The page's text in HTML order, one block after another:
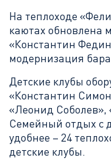
На теплоходе
каютах обновлена
«Константин
модернизация
Детские клубы
«Константин
«Леонид Соболев»,
Семейный отдых с
удобнее – 24
детские клубы.